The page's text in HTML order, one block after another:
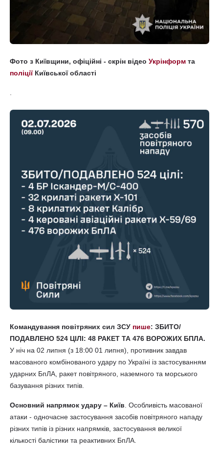
Фото з Київщини, офіційні - скрін відео Укрінформ та
поліціїКиївської області
Командування повітряних сил ЗСУ пише: ЗБИТО/
ПОДАВЛЕНО 524 ЦІЛІ: 48 РАКЕТ ТА 476 ВОРОЖИХ БПЛА.
У ніч на 02 липня (з 18:00 01 липня), противник завдав
масованого комбінованого удару по Україні із застосуванням
ударних БпЛА, ракет повітряного, наземного та морського
базування різних типів.
Основний напрямок удару – Київ . Особливість масованої
атаки - одночасне застосування засобів повітряного нападу
різних типів із різних напрямків, застосування великої
кількості балістики та реактивних БпЛА.